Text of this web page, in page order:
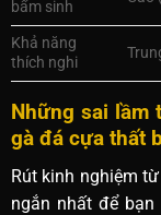
bẩm sinh
Khả năng
thích nghi
Những sai lầm
gà đá cựa thất
Rút kinh nghiệm
ngắn nhất để